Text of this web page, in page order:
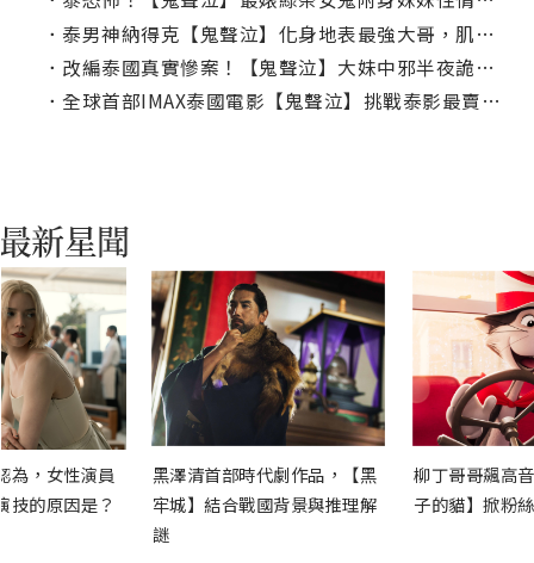
． 泰男神納得克【鬼聲泣】化身地表最強大哥，肌肉炸裂提槍狂射厲鬼
． 改編泰國真實慘案！【鬼聲泣】大妹中邪半夜詭笑念咒，超毛情結嚇破4億票房！
． 全球首部IMAX泰國電影【鬼聲泣】挑戰泰影最賣座鬼片！
為，女性演員
技的原因是？
黑澤清首部時代劇作品，【黑
牢城】結合戰國背景與推理解
謎
柳丁哥哥飆高
子的貓】掀粉